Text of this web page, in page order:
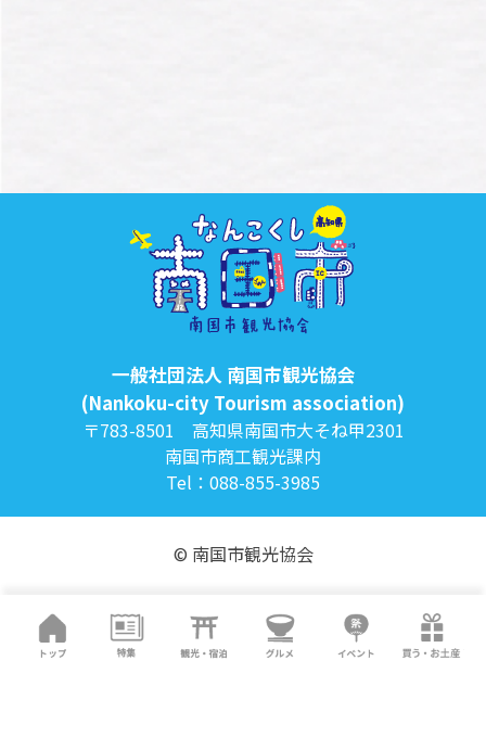
一般社団法人 南国市観光協会
(Nankoku-city Tourism association)
〒783-8501 高知県南国市大そね甲2301
南国市商工観光課内
Tel：088-855-3985
© 南国市観光協会